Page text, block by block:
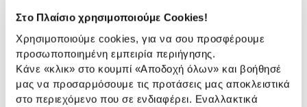
Στο Πλαίσιο χρησιμοποιούμε Cookies!
Χρησιμοποιούμε cookies, για να σου προσφέρουμε
προσωποποιημένη εμπειρία περιήγησης.
Κάνε «κλικ» στο κουμπί «Αποδοχή όλων» και βοήθησέ
μας να προσαρμόσουμε τις προτάσεις μας αποκλειστικά
στο περιεχόμενο που σε ενδιαφέρει. Εναλλακτικά
παρουσίαση
Αναλυτική παρουσίαση
Προδιαγραφές
προϊόντος
Χαρακτηριστικά